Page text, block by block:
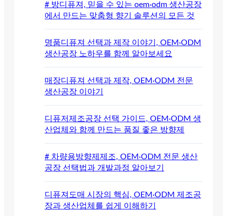
# 방디퓨져, 믿을 수 있는 oem·odm 생산공장
에서 만드는 맞춤형 향기 솔루션의 모든 것
명품디퓨져 선택과 제작 이야기, OEM·ODM
생산공장 노하우를 함께 알아보세요
매장디퓨져 선택과 제작, OEM·ODM 전문
생산공장 이야기
디퓨저제조공장 선택 가이드, OEM·ODM 생
산업체와 함께 만드는 품질 좋은 방향제
# 차량용방향제제조, OEM·ODM 전문 생산
공장 선택법과 개발과정 알아보기
디퓨져도매 시장의 핵심, OEM·ODM 제조공
장과 생산업체를 쉽게 이해하기